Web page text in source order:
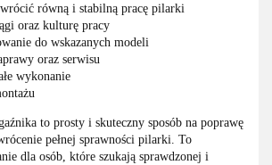
równą i stabilną pracę pilarki
oraz kulturę pracy
do wskazanych modeli
oraz serwisu
wykonanie
to prosty i skuteczny sposób na poprawę
pełnej sprawności pilarki. To
dla osób, które szukają sprawdzonej i